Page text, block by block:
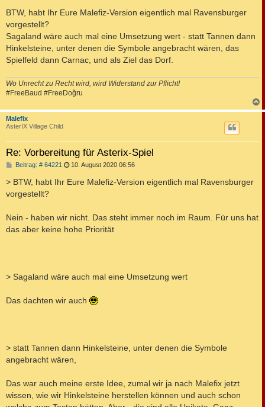
BTW, habt Ihr Eure Malefiz-Version eigentlich mal Ravensburger
vorgestellt?
Sagaland wäre auch mal eine Umsetzung wert - statt Tannen dann
Hinkelsteine, unter denen die Symbole angebracht wären, das
Spielfeld dann Carnac, und als Ziel das Dorf.
Wo Unrecht zu Recht wird, wird Widerstand zur Pflicht!
#FreeBaud #FreeDoğru
a
Malefix
AsterIX Village Child
Re: Vorbereitung für Asterix-Spiel
Beitrag: # 64221 B
i
t
10. August 2020 06:56
> BTW, habt Ihr Eure Malefiz-Version eigentlich mal Ravensburger
vorgestellt?
Nein - haben wir nicht. Das steht immer noch im Raum. Für uns hat
das aber keine hohe Priorität
> Sagaland wäre auch mal eine Umsetzung wert
Das dachten wir auch
> statt Tannen dann Hinkelsteine, unter denen die Symbole
angebracht wären,
Das war auch meine erste Idee, zumal wir ja nach Malefix jetzt
wissen, wie wir Hinkelsteine herstellen können und auch schon